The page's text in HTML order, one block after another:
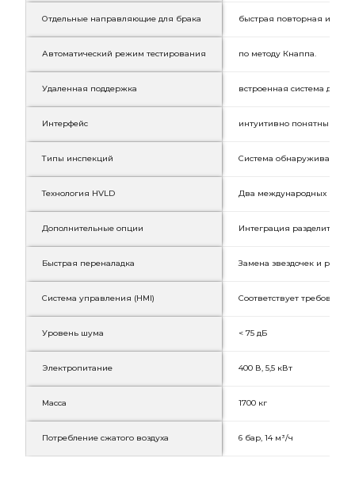
Отдельные направляющие для брака быстрая повторная
Автоматический режим тестирования по методу Кнаппа.
Удаленная поддержка встроенная система для
Интерфейс интуитивно понятный для
Типы инспекций Система обнаруживает
Технология HVLD Два международных
Дополнительные опции Интеграция разделителя
Быстрая переналадка Замена звездочек и
Система управления (HMI) Соответствует
Уровень шума < 75 дБ
Электропитание 400 В, 5,5 кВт
Масса 1700 кг
Потребление сжатого воздуха 6 бар, 14 м³/ч